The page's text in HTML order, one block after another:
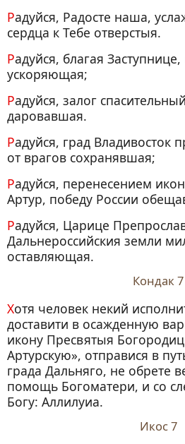
Радуйся, Радосте наша, услаждающая скорбныя
сердца к Тебе отверстыя.
Радуйся, благая Заступнице, на помощь к нам
ускоряющая;
Радуйся, залог спасительный нам в иконе Твоей
даровавшая.
Радуйся, град Владивосток пришествием Своим
от врагов сохранявшая;
Радуйся, перенесением иконы Твоея в Порт-
Артур, победу России
Радуйся, Царице Препрославленная, пределы
Дальнероссийския земли
оставляющая.
Кондак 7
Хотя человек некий исполнити Волю Божию, и
доставити в осажденную
икону Пресвятыя
Артурскую», отправися в
града Дальняго, не обрете
помощь Богоматери, и со
Богу: Аллилуиа.
Икос 7